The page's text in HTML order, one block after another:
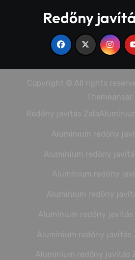
Redőny
Copyright © All rights
Redőny javítás Zala
Alumínium redőny
Alumínium redőny
Alumínium redőny
Alumínium redőny
Alumínium redőny javítás
Alumínium redőny javítás
Alumínium redőny javítás